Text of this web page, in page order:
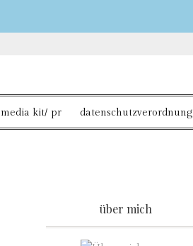
media kit/ pr datenschutzverordnung
über mich